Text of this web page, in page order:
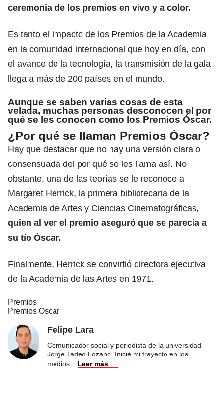
ceremonia de los premios en vivo y a color.
Es tanto el impacto de los Premios de la Academia
en la comunidad internacional que hoy en día, con
el avance de la tecnología, la transmisión de la gala
llega a más de 200 países en el mundo.
Aunque se saben varias cosas de esta
velada, muchas personas desconocen el por
qué se les conocen como los Premios Óscar.
¿Por qué se llaman Premios Óscar?
Hay que destacar que no hay una versión clara o
consensuada del por qué se les llama así. No
obstante, una de las teorías se le reconoce a
Margaret Herrick, la primera bibliotecaria de la
Academia de Artes y Ciencias Cinematográficas,
quien al ver el premio aseguró que se parecía a
su tío Óscar.
Finalmente, Herrick se convirtió directora ejecutiva
de la Academia de las Artes en 1971.
Premios
Premios Oscar
Felipe Lara
Comunicador social y periodista de la universidad
Jorge Tadeo Lozano. Inicié mi trayecto en los
medios
Leer más